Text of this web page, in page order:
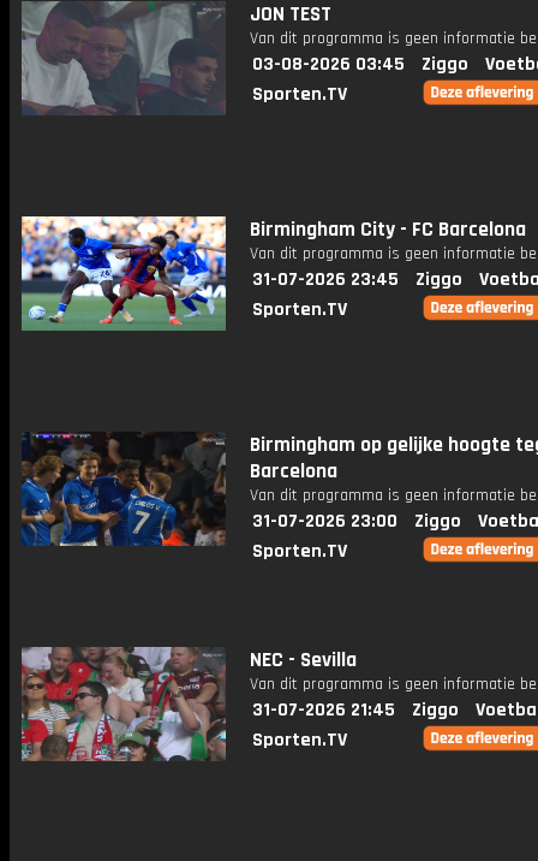
JON TEST
Van dit programma is geen informatie
03-08-2026 03:45 Ziggo
Sporten.TV
Birmingham City - FC Barcelona
Van dit programma is geen informatie
31-07-2026 23:45 Ziggo
Sporten.TV
Birmingham op gelijke hoogte
Barcelona
Van dit programma is geen informatie
31-07-2026 23:00 Ziggo
Sporten.TV
NEC - Sevilla
Van dit programma is geen informatie
31-07-2026 21:45 Ziggo
Sporten.TV